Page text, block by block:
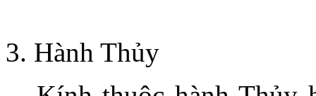
3. Hành Thủy